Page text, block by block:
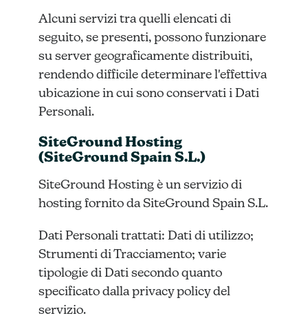
Alcuni servizi tra quelli elencati di
seguito, se presenti, possono funzionare
su server geograficamente distribuiti,
rendendo difficile determinare l'effettiva
ubicazione in cui sono conservati i Dati
Personali.
SiteGround Hosting
(SiteGround Spain S.L.)
SiteGround Hosting è un servizio di
hosting fornito da SiteGround Spain S.L.
Dati Personali trattati: Dati di utilizzo;
Strumenti di Tracciamento; varie
tipologie di Dati secondo quanto
specificato dalla privacy policy del
servizio.